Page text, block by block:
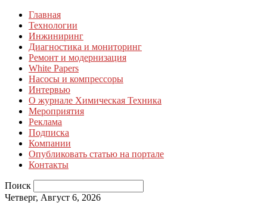
Главная
Технологии
Инжиниринг
Диагностика и мониторинг
Ремонт и модернизация
White Papers
Насосы и компрессоры
Интервью
О журнале Химическая Техника
Мероприятия
Реклама
Подписка
Компании
Опубликовать статью на портале
Контакты
Поиск
Четверг, Август 6, 2026